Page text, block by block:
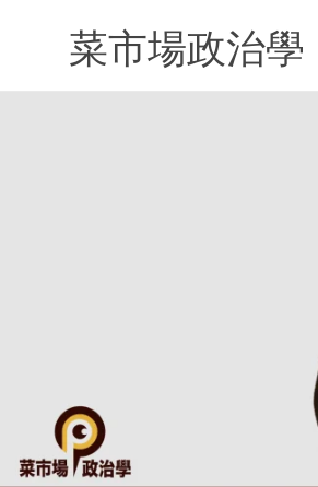
菜市場政治學